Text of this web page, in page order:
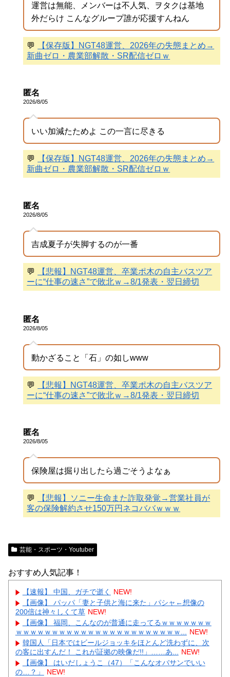
運営は無能、メンバーは不人気、ヲタクは基地
外だらけ こんなグループ誰が応援すんねん
💬
【保存版】NGT48運営、2026年の失態まとめ→
新曲ゼロ・農業部解散・SR配信ゼロｗ
匿名
2026/8/05
いい加減たためよ この一言に尽きる
💬
【保存版】NGT48運営、2026年の失態まとめ→
新曲ゼロ・農業部解散・SR配信ゼロｗ
匿名
2026/8/05
吉成夏子が失脚するのが一番
💬
【悲報】NGT48運営、卒業ポ木の自主バスツア
ーに“仕事の速さ”で敗北ｗ→8/1発表・翌日締切
匿名
2026/8/05
動かざること「石」の如しwww
💬
【悲報】NGT48運営、卒業ポ木の自主バスツア
ーに“仕事の速さ”で敗北ｗ→8/1発表・翌日締切
匿名
2026/8/05
保険屋は掘り出したら過ごそうよなぁ
💬
【悲報】ソニー生命また詐取発覚→営業社員が
客の保険解約させ150万円ネコババｗｗｗ
芸能・スポーツ・Youtuber
おすすめ人気記事！
【速報】 中国、ガチで逝く
NEW!
【画像】 パッパ「妻と子供と海に来た」パシャ←想像の
200倍は神々しくて草 NEW!
【画像】 福岡、こんなのが普通に走ってるｗｗｗｗｗｗｗ
ｗｗｗｗｗｗｗｗｗｗｗｗｗｗｗｗｗｗｗｗｗｗｗ...
NEW!
韓国人「日本ではビールジョッキをほとんど洗わずに、次
の客に出すんだ！ これが証拠の映像だ!!」……あ...
NEW!
【画像】 はいだしょうこ（47）「こんなオバサンでいい
の…？」
NEW!